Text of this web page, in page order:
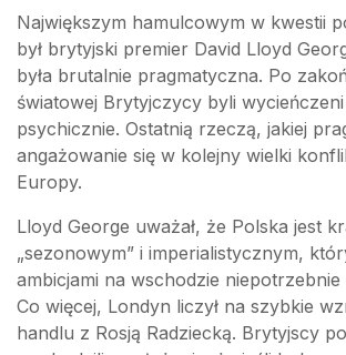
Największym hamulcowym w kwestii
był brytyjski premier David Lloyd
była brutalnie pragmatyczna. Po
światowej Brytyjczycy byli
psychicznie. Ostatnią rzeczą, jakiej
angażowanie się w kolejny wielki
Europy.
Lloyd George uważał, że Polska jest
„sezonowym” i imperialistycznym,
ambicjami na wschodzie niepotrzebnie
Co więcej, Londyn liczył na szybkie
handlu z Rosją Radziecką. Brytyjscy